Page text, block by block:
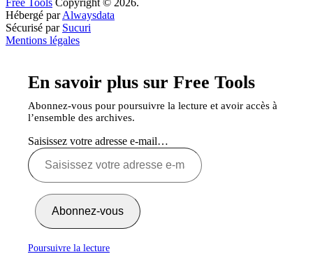
Hébergé parAlwaysdata
Sécurisé par Sucuri
Mentions légales
En savoir plus sur Free Tools
Abonnez-vous pour poursuivre la lecture et avoir accès à
l’ensemble des archives.
Saisissez votre adresse e-mail…
Abonnez-vous
Poursuivre la lecture